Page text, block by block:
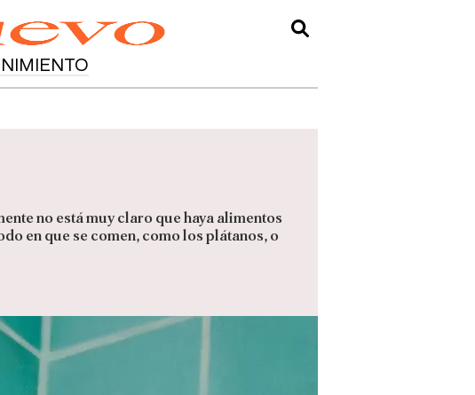
no está muy claro que haya alimentos
en que se comen, como los plátanos, o